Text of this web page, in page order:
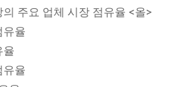
주요 업체 시장 점유율 <올>
유율
율
유율